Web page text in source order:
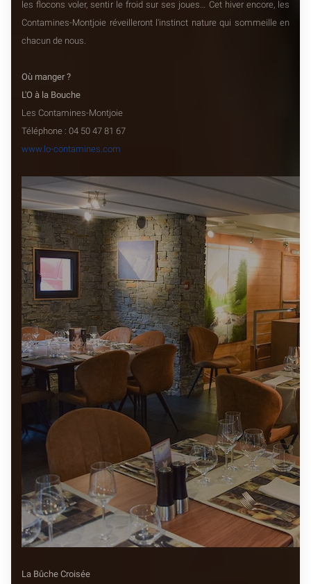
les flocons voler, sentir le froid sur ses joues… Cet hiver encore, les
Contamines-Montjoie réveilleront l'instinct nature qui sommeille en
chacun de nous.
Où manger ?
L'O à la Bouche
Les Contamines-Montjoie
Téléphone : 04 50 47 81 67
www.lo-contamines.com
La Bûche Croisée